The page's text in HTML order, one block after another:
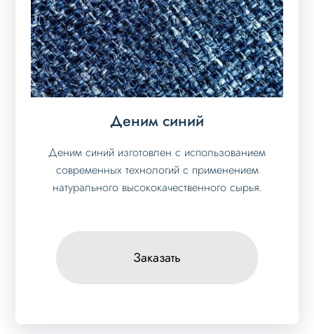
Деним синий
Деним синий изготовлен с использованием
современных технологий с применением
натурального высококачественного сырья.
Заказать